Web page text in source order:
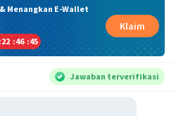
Menangkan E-Wallet
:22 :46 :45
Klaim
Jawaban terverifikasi